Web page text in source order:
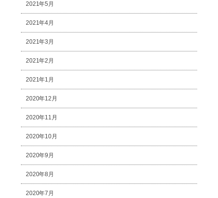
2021年5月
2021年4月
2021年3月
2021年2月
2021年1月
2020年12月
2020年11月
2020年10月
2020年9月
2020年8月
2020年7月